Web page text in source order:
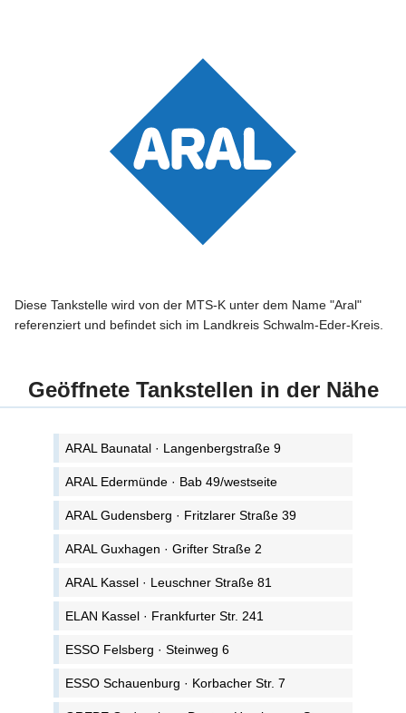
Diese Tankstelle wird von der MTS-K unter dem Name "Aral"
referenziert und befindet sich im Landkreis Schwalm-Eder-Kreis.
Geöffnete Tankstellen in der Nähe
ARAL Baunatal · Langenbergstraße 9
ARAL Edermünde · Bab 49/westseite
ARAL Gudensberg · Fritzlarer Straße 39
ARAL Guxhagen · Grifter Straße 2
ARAL Kassel · Leuschner Straße 81
ELAN Kassel · Frankfurter Str. 241
ESSO Felsberg · Steinweg 6
ESSO Schauenburg · Korbacher Str. 7